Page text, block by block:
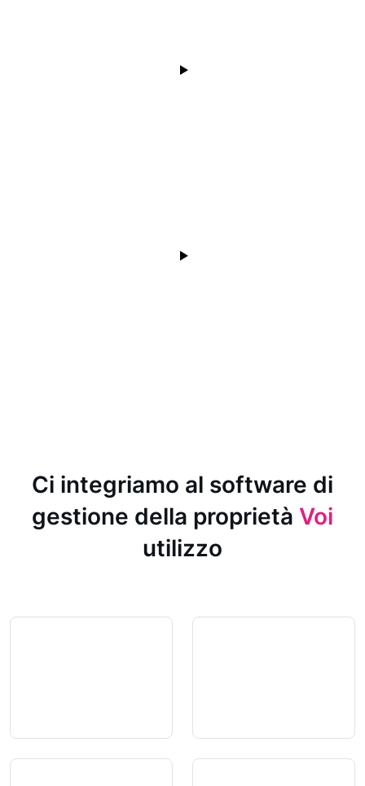
Ci integriamo al software di
gestione della proprietà Voi
utilizzo